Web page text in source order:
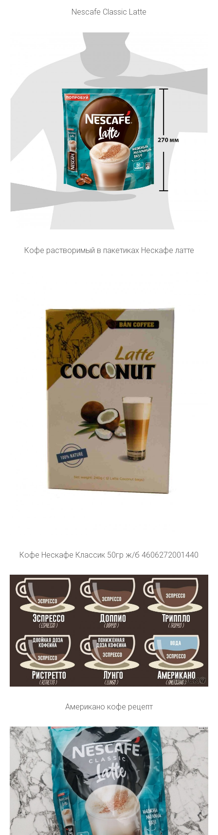
Nescafe Classic Latte
Кофе растворимый в пакетиках Нескафе латте
Кофе Нескафе Классик 50гр ж/б 4606272001440
Американо кофе рецепт